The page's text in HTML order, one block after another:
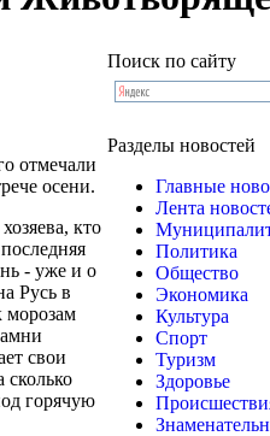
отмечали
осени.
кто
- уже и о
Русь в
морозам
свои
сколько
горячую
Поиск по сайту
Разделы новостей
Главные
Лента
Политика
Общество
Экономика
Культура
Спорт
Туризм
Здоровье